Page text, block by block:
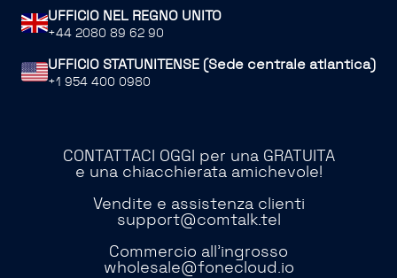
UFFICIO NEL REGNO UNITO
+44 2080 89 62 90
UFFICIO STATUNITENSE (Sede centrale atlantica)
+1 954 400 0980
CONTATTACI OGGI per una GRATUITA
e una chiacchierata amichevole!
Vendite e assistenza clienti
support@comtalk.tel
Commercio all'ingrosso
wholesale@fonecloud.io